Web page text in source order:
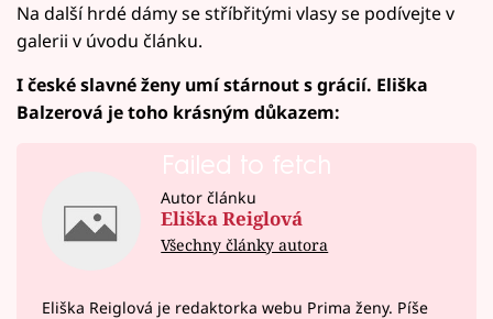
Na další hrdé dámy se stříbřitými vlasy se podívejte v
galerii v úvodu článku.
I české slavné ženy umí stárnout s grácií. Eliška
Balzerová je toho krásným důkazem:
Failed to fetch
Autor článku
Eliška Reiglová
Všechny články autora
Eliška Reiglová je redaktorka webu Prima ženy. Píše